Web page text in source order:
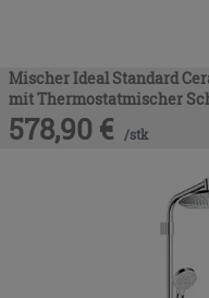
Mischer Ideal Standard
mit Thermostatmischer
578,90 € /stk